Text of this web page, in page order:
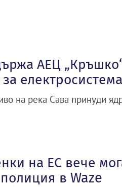
АЕЦ
на река Сава принуди
на ЕС вече
в Waze